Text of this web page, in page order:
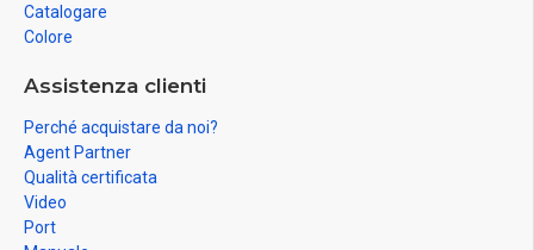
Catalogare
Colore
Assistenza clienti
Perché acquistare da noi?
Agent Partner
Qualità certificata
Video
Port